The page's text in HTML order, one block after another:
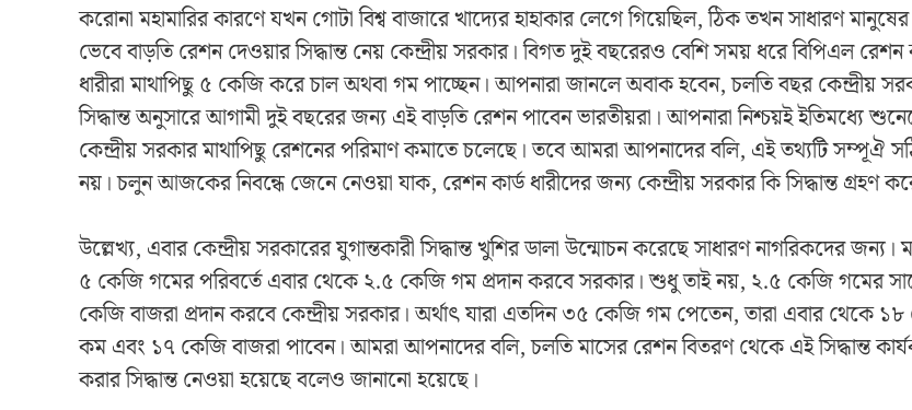
করোনা মহামারির কারণে যখন গোটা বিশ্ব বাজারে খাদ্যের হাহাকার লেগে গিয়েছিল, ঠিক তখন সাধারণ
ভেবে বাড়তি রেশন দেওয়ার সিদ্ধান্ত নেয় কেন্দ্রীয় সরকার। বিগত দুই বছরেরও বেশি সময় ধরে বিপিএল রেশন
ধারীরা মাথাপিছু ৫ কেজি করে চাল অথবা গম পাচ্ছেন। আপনারা জানলে অবাক হবেন, চলতি বছর কেন্দ্রীয়
সিদ্ধান্ত অনুসারে আগামী দুই বছরের জন্য এই বাড়তি রেশন পাবেন ভারতীয়রা। আপনারা নিশ্চয়ই ইতিমধ্যে
কেন্দ্রীয় সরকার মাথাপিছু রেশনের পরিমাণ কমাতে চলেছে। তবে আমরা আপনাদের বলি, এই তথ্যটি সম্পূঐ
নয়। চলুন আজকের নিবন্ধে জেনে নেওয়া যাক, রেশন কার্ড ধারীদের জন্য কেন্দ্রীয় সরকার কি সিদ্ধান্ত গ্রহণ
উল্লেখ্য, এবার কেন্দ্রীয় সরকারের যুগান্তকারী সিদ্ধান্ত খুশির ডালা উন্মোচন করেছে সাধারণ নাগরিকদের জন্য।
৫ কেজি গমের পরিবর্তে এবার থেকে ২.৫ কেজি গম প্রদান করবে সরকার। শুধু তাই নয়, ২.৫ কেজি গমের
কেজি বাজরা প্রদান করবে কেন্দ্রীয় সরকার। অর্থাৎ যারা এতদিন ৩৫ কেজি গম পেতেন, তারা এবার থেকে
কম এবং ১৭ কেজি বাজরা পাবেন। আমরা আপনাদের বলি, চলতি মাসের রেশন বিতরণ থেকে এই সিদ্ধান্ত
করার সিদ্ধান্ত নেওয়া হয়েছে বলেও জানানো হয়েছে।